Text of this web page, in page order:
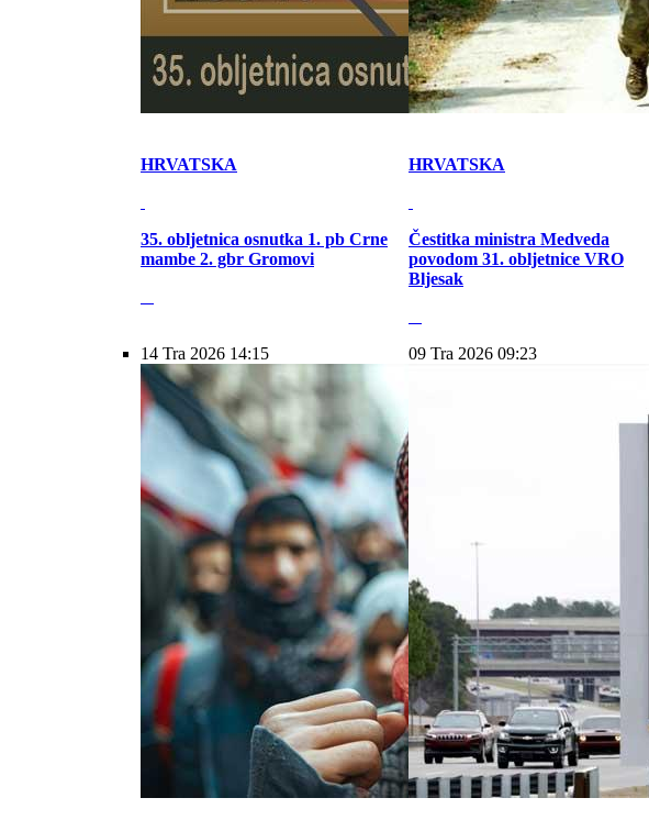
HRVATSKA
35. obljetnica osnutka 1. pb Crne
mambe 2. gbr Gromovi
HRVATSKA
Čestitka ministra Medveda
povodom 31. obljetnice VRO
Bljesak
14 Tra 2026 14:15 09 Tra 2026 09:23